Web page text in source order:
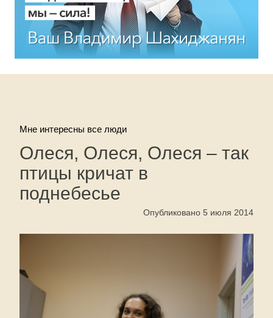
Мне интересны все люди
Олеся, Олеся, Олеся – так
птицы кричат в
поднебесье
Опубликовано 5 июля 2014